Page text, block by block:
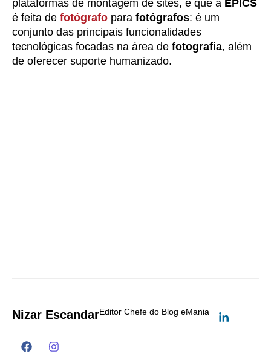
plataformas de montagem de sites, é que a EPICS
é feita de fotógrafo para fotógrafos: é um
conjunto das principais funcionalidades
tecnológicas focadas na área de fotografia, além
de oferecer suporte humanizado.
Nizar EscandarEditor Chefe do Blog eMania